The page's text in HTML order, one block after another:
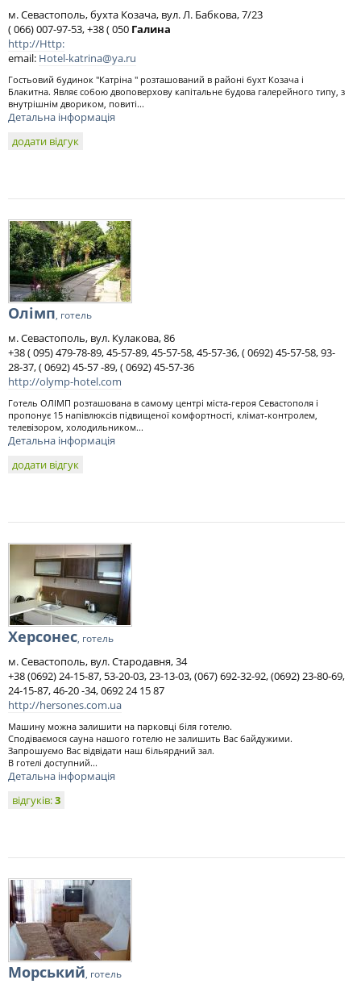
м. Севастополь, бухта Козача, вул. Л. Бабкова, 7/23
( 066) 007-97-53, +38 ( 050 Галина
http://Http:
email: Hotel-katrina@ya.ru
Гостьовий будинок "Катріна " розташований в районі бухт Козача і
Блакитна. Являє собою двоповерхову капітальне будова галерейного типу, з
внутрішнім двориком, повиті...
Детальна інформація
додати відгук
Олімп, готель
м. Севастополь, вул. Кулакова, 86
+38 ( 095) 479-78-89, 45-57-89, 45-57-58, 45-57-36, ( 0692) 45-57-58, 93-
28-37, ( 0692) 45-57 -89, ( 0692) 45-57-36
http://olymp-hotel.com
Готель ОЛІМП розташована в самому центрі міста-героя Севастополя і
пропонує 15 напівлюксів підвищеної комфортності, клімат-контролем,
телевізором, холодильником...
Детальна інформація
додати відгук
Херсонес, готель
м. Севастополь, вул. Стародавня, 34
+38 (0692) 24-15-87, 53-20-03, 23-13-03, (067) 692-32-92, (0692) 23-80-69,
24-15-87, 46-20 -34, 0692 24 15 87
http://hersones.com.ua
Машину можна залишити на парковці біля готелю.
Сподіваємося сауна нашого готелю не залишить Вас байдужими.
Запрошуємо Вас відвідати наш більярдний зал.
В готелі доступний...
Детальна інформація
відгуків:3
Морський, готель